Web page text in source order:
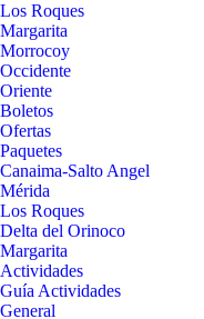
Los Roques
Margarita
Morrocoy
Occidente
Oriente
Boletos
Ofertas
Paquetes
Canaima-Salto Angel
Mérida
Los Roques
Delta del Orinoco
Margarita
Actividades
Guía Actividades
General